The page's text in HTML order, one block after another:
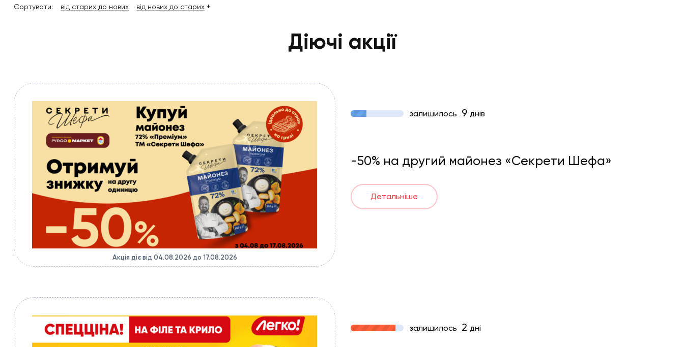
Сортувати: від старих до нових від нових до старих
Діючі акції
Акція діє від 04.08.2026 до 17.08.2026
залишилось 9 днів
-50% на другий майонез «Секрети Шефа»
Детальніше
залишилось 2 дні